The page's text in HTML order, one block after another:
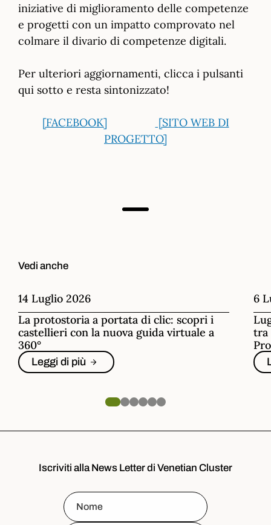
iniziative di miglioramento delle competenze
e progetti con un impatto comprovato nel
colmare il divario di competenze digitali.
Per ulteriori aggiornamenti, clicca i pulsanti
qui sotto e resta sintonizzato!
[FACEBOOK]
[SITO WEB DI
PROGETTO]
Vedi anche
14 Luglio 2026
La protostoria a portata di clic: scopri i
castellieri con la nuova guida virtuale a
360°
Leggi di più
6
tra
Iscriviti alla News Letter di Venetian Cluster